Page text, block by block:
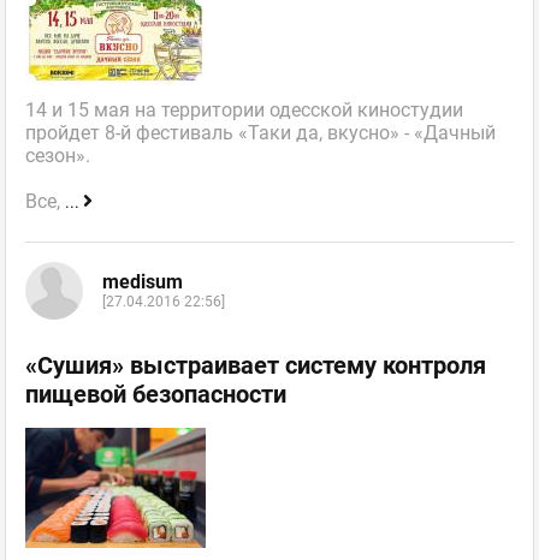
14 и 15 мая на территории одесской киностудии
пройдет 8-й фестиваль «Таки да, вкусно» - «Дачный
сезон».
Все, ...
medisum
[27.04.2016 22:56]
«Сушия» выстраивает систему контроля
пищевой безопасности